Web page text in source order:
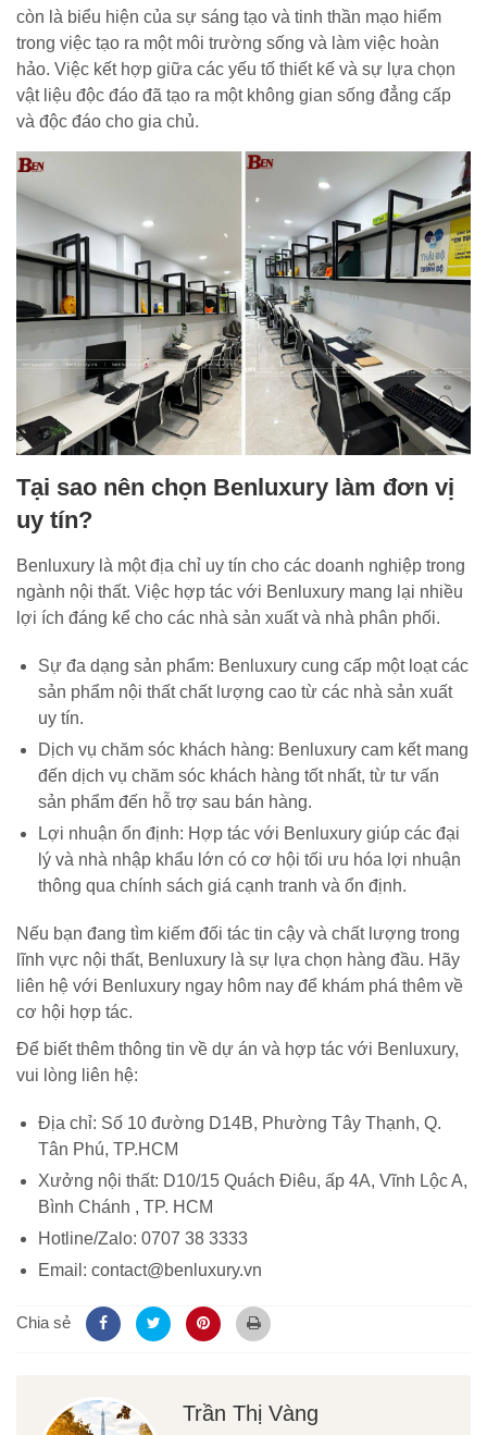
còn là biểu hiện của sự sáng tạo và tinh thần mạo hiểm
trong việc tạo ra một môi trường sống và làm việc hoàn
hảo. Việc kết hợp giữa các yếu tố thiết kế và sự lựa chọn
vật liệu độc đáo đã tạo ra một không gian sống đẳng cấp
và độc đáo cho gia chủ.
Tại sao nên chọn Benluxury làm đơn vị
uy tín?
Benluxury là một địa chỉ uy tín cho các doanh nghiệp trong
ngành nội thất. Việc hợp tác với Benluxury mang lại nhiều
lợi ích đáng kể cho các nhà sản xuất và nhà phân phối.
Sự đa dạng sản phẩm: Benluxury cung cấp một loạt các
sản phẩm nội thất chất lượng cao từ các nhà sản xuất
uy tín.
Dịch vụ chăm sóc khách hàng: Benluxury cam kết mang
đến dịch vụ chăm sóc khách hàng tốt nhất, từ tư vấn
sản phẩm đến hỗ trợ sau bán hàng.
Lợi nhuận ổn định: Hợp tác với Benluxury giúp các đại
lý và nhà nhập khẩu lớn có cơ hội tối ưu hóa lợi nhuận
thông qua chính sách giá cạnh tranh và ổn định.
Nếu bạn đang tìm kiếm đối tác tin cậy và chất lượng trong
lĩnh vực nội thất, Benluxury là sự lựa chọn hàng đầu. Hãy
liên hệ với Benluxury ngay hôm nay để khám phá thêm về
cơ hội hợp tác.
Để biết thêm thông tin về dự án và hợp tác với Benluxury,
vui lòng liên hệ:
Địa chỉ: Số 10 đường D14B, Phường Tây Thạnh, Q.
Tân Phú, TP.HCM
Xưởng nội thất: D10/15 Quách Điêu, ấp 4A, Vĩnh Lộc A,
Bình Chánh , TP. HCM
Hotline/Zalo: 0707 38 3333
Email: contact@benluxury.vn
Chia sẻ
Trần Thị Vàng